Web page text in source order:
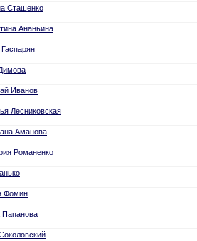
Сташенко
Ананьина
Иванов
Лесниковская
Аманова
Романенко
Фомин
Папанова